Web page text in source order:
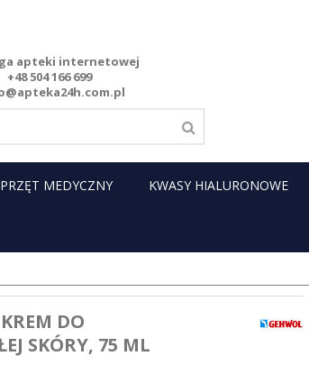
apteki internetowej
+48 504 166 699
MEDYCZNY KWASY HIALURONOWE
DO
SKÓRY, 75 ML